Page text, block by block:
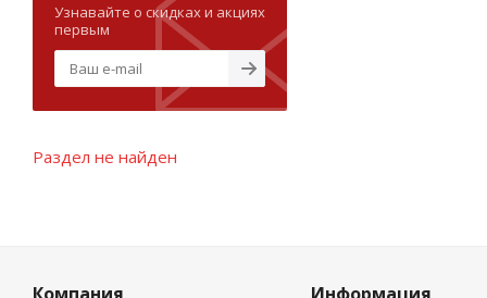
Узнавайте о скидках и акциях
первым
Раздел не найден